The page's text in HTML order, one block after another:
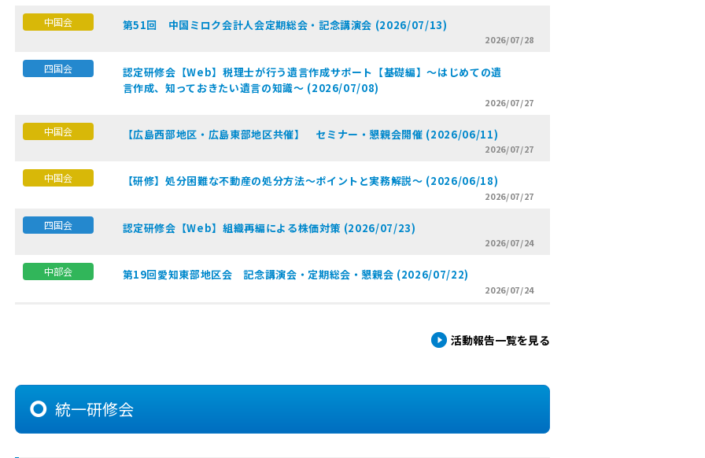
中国会 第51回 中国ミロク会計人会定期総会・記念講演会 (2026/07/13)
2026/07/28
四国会
認定研修会【Web】税理士が行う遺言作成サポート【基礎編】～はじめての遺
言作成、知っておきたい遺言の知識～ (2026/07/08)
2026/07/27
中国会 【広島西部地区・広島東部地区共催】 セミナー・懇親会開催 (2026/06/11)
2026/07/27
中国会 【研修】処分困難な不動産の処分方法～ポイントと実務解説～ (2026/06/18)
2026/07/27
四国会 認定研修会【Web】組織再編による株価対策 (2026/07/23)
2026/07/24
中部会 第19回愛知東部地区会 記念講演会・定期総会・懇親会 (2026/07/22)
2026/07/24
活動報告一覧を見る
統一研修会